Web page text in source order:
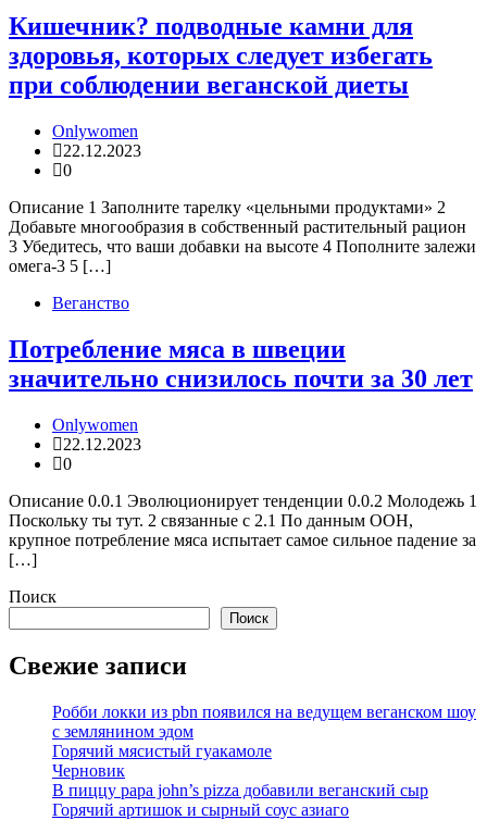
Кишечник? подводные камни для
здоровья, которых следует избегать
при соблюдении веганской диеты
Onlywomen
22.12.2023
0
Описание 1 Заполните тарелку «цельными продуктами» 2
Добавьте многообразия в собственный растительный рацион
3 Убедитесь, что ваши добавки на высоте 4 Пополните залежи
омега-3 5 […]
Веганство
Потребление мяса в швеции
значительно снизилось почти за 30 лет
Onlywomen
22.12.2023
0
Описание 0.0.1 Эволюционирует тенденции 0.0.2 Молодежь 1
Поскольку ты тут. 2 связанные с 2.1 По данным ООН,
крупное потребление мяса испытает самое сильное падение за
[…]
Поиск
Поиск
Свежие записи
Робби локки из pbn появился на ведущем веганском шоу
с землянином эдом
Горячий мясистый гуакамоле
Черновик
В пиццу papa john’s pizza добавили веганский сыр
Горячий артишок и сырный соус азиаго